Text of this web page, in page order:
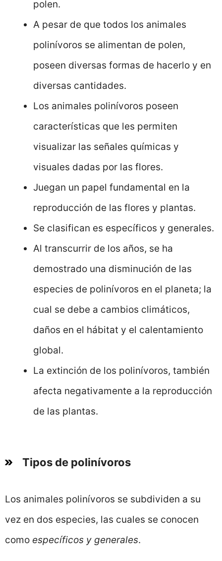
polen.
A pesar de que todos los animales
polinívoros se alimentan de polen,
poseen diversas formas de hacerlo y en
diversas cantidades.
Los animales polinívoros poseen
características que les permiten
visualizar las señales químicas y
visuales dadas por las flores.
Juegan un papel fundamental en la
reproducción de las flores y plantas.
Se clasifican es específicos y generales.
Al transcurrir de los años, se ha
demostrado una disminución de las
especies de polinívoros en el planeta; la
cual se debe a cambios climáticos,
daños en el hábitat y el calentamiento
global.
La extinción de los polinívoros, también
afecta negativamente a la reproducción
de las plantas.
Tipos de polinívoros
Los animales polinívoros se subdividen a su
vez en dos especies, las cuales se conocen
como específicos y generales.